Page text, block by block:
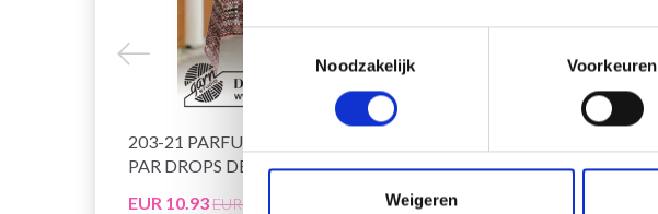
Toestemmingsselectie
Noodzakelijk
Voorkeuren
Weigeren
203-21 PARFUM D'AUTOMNE
PAR DROPS DESIGN
EUR 10.93EUR 13.85
DROPS DESIGN
EUR 18.80